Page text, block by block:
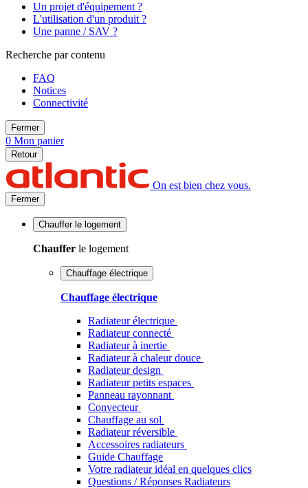
Un projet d'équipement ?
L'utilisation d'un produit ?
Une panne / SAV ?
Recherche par contenu
FAQ
Notices
Connectivité
Fermer
0 Mon panier
Retour
On est bien chez vous.
Fermer
Chauffer le logement
Chauffer le logement
Chauffage électrique
Chauffage électrique
Radiateur électrique
Radiateur connecté
Radiateur à inertie
Radiateur à chaleur douce
Radiateur design
Radiateur petits espaces
Panneau rayonnant
Convecteur
Chauffage au sol
Radiateur réversible
Accessoires radiateurs
Guide Chauffage
Votre radiateur idéal en quelques clics
Questions / Réponses Radiateurs